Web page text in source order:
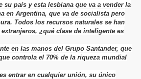
su país y esta lesbiana que va a vender la
en Argentina, que va de socialista pero
Todos los recursos naturales se han
¿qué clase de inteligente es
en las manos del Grupo Santander, que
controla el 70% de la riqueza mundial
entrar en cualquier unión, su único